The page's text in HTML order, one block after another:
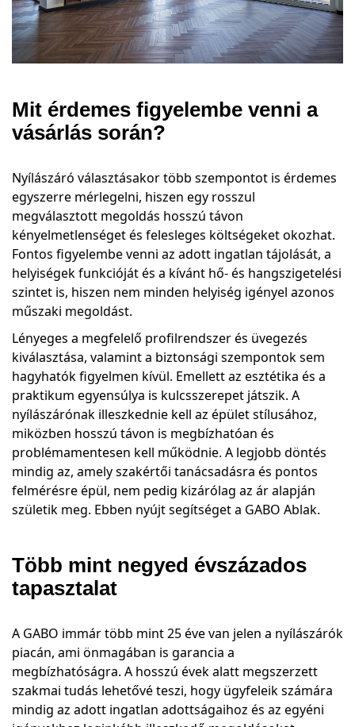
Mit érdemes figyelembe venni a
vásárlás során?
Nyílászáró választásakor több szempontot is érdemes
egyszerre mérlegelni, hiszen egy rosszul
megválasztott megoldás hosszú távon
kényelmetlenséget és felesleges költségeket okozhat.
Fontos figyelembe venni az adott ingatlan tájolását, a
helyiségek funkcióját és a kívánt hő- és hangszigetelési
szintet is, hiszen nem minden helyiség igényel azonos
műszaki megoldást.
Lényeges a megfelelő profilrendszer és üvegezés
kiválasztása, valamint a biztonsági szempontok sem
hagyhatók figyelmen kívül. Emellett az esztétika és a
praktikum egyensúlya is kulcsszerepet játszik. A
nyílászárónak illeszkednie kell az épület stílusához,
miközben hosszú távon is megbízhatóan és
problémamentesen kell működnie. A legjobb döntés
mindig az, amely szakértői tanácsadásra és pontos
felmérésre épül, nem pedig kizárólag az ár alapján
születik meg. Ebben nyújt segítséget a GABO Ablak.
Több mint negyed évszázados
tapasztalat
A GABO immár több mint 25 éve van jelen a nyílászárók
piacán, ami önmagában is garancia a
megbízhatóságra. A hosszú évek alatt megszerzett
szakmai tudás lehetővé teszi, hogy ügyfeleik számára
mindig az adott ingatlan adottságaihoz és az egyéni